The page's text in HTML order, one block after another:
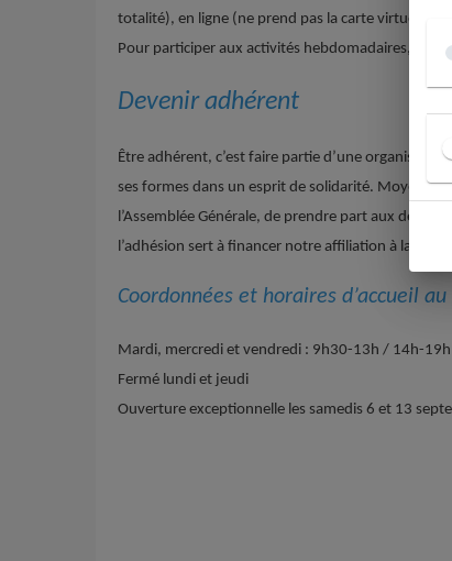
totalité), en ligne (ne prend pas la carte virtuelle).
Pour participer aux activités hebdomadaires,
Devenir adhérent
Être adhérent, c’est faire partie d’une
ses formes dans un esprit de solidarité.
l’Assemblée Générale, de prendre part aux
l’adhésion sert à financer notre affiliation à la
Coordonnées et horaires d’accueil
Mardi, mercredi et vendredi : 9h30-13h / 14h-19h
Fermé lundi et jeudi
Ouverture exceptionnelle les samedis 6 et 13